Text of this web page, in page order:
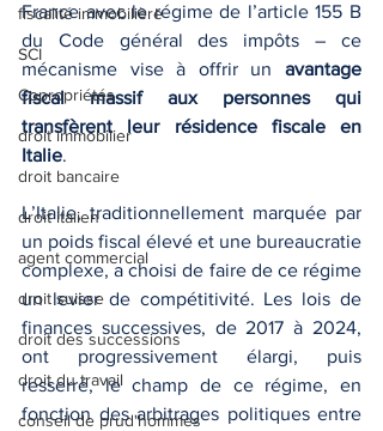
fiscalité immobilière
SCI
Copropriétés
droit immobilier
droit bancaire
droit italien
agent commercial
droit suisse
droit des successions
droit du travail
conseil de prud'hommes
France avec le régime de l’article 155 B
du Code général des impôts – ce
mécanisme vise à offrir un avantage
fiscal massif aux personnes qui
transfèrent leur résidence fiscale en
Italie.
L’Italie, traditionnellement marquée par
un poids fiscal élevé et une bureaucratie
complexe, a choisi de faire de ce régime
un levier de compétitivité. Les lois de
finances successives, de 2017 à 2024,
ont progressivement élargi, puis
resserré, le champ de ce régime, en
fonction des arbitrages politiques entre